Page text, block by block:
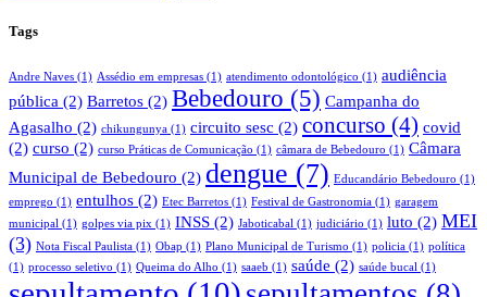
Tags
Andre Naves (1) Assédio em empresas (1) atendimento odontológico (1) audiência
pública (2) Barretos (2) Bebedouro (5) Campanha do
Agasalho (2) chikungunya (1) circuito sesc (2) concurso (4) covid
(2) curso (2) curso Práticas de Comunicação (1) câmara de Bebedouro (1) Câmara
Municipal de Bebedouro (2) dengue (7) Educandário Bebedouro (1)
emprego (1) entulhos (2) Etec Barretos (1) Festival de Gastronomia (1) garagem
municipal (1) golpes via pix (1) INSS (2) Jaboticabal (1) judiciário (1) luto (2) MEI
(3) Nota Fiscal Paulista (1) Obap (1) Plano Municipal de Turismo (1) policia (1) política
(1) processo seletivo (1) Queima do Alho (1) saaeb (1) saúde (2) saúde bucal (1)